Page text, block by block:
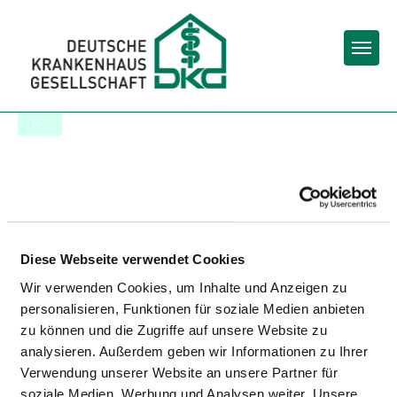
Diese Webseite verwendet Cookies
Wir verwenden Cookies, um Inhalte und Anzeigen zu
personalisieren, Funktionen für soziale Medien anbieten
zu können und die Zugriffe auf unsere Website zu
analysieren. Außerdem geben wir Informationen zu Ihrer
Verwendung unserer Website an unsere Partner für
soziale Medien, Werbung und Analysen weiter. Unsere
BEZIRKSKRANKENHAUS
BAYREUTH - TAGESKLINIK FÜR
KINDER- UND
JUGENDPSYCHIATRIE UND -
PSYCHOTHERAPIE IN
BAMBERG